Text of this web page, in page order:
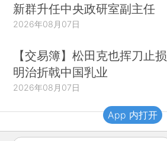
新群升任中央政研室副主任
2026年08月07日
【交易簿】松田克也挥刀止损
明治折戟中国乳业
2026年08月07日
App 内打开